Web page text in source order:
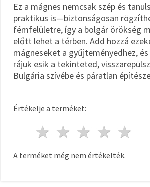
Ez a mágnes nemcsak szép és
praktikus is—biztonságosan
fémfelületre, így a bolgár örökség
előtt lehet a térben. Add hozzá
mágneseket a gyűjteményedhez,
rájuk esik a tekinteted,
Bulgária szívébe és páratlan
Értékelje a terméket:
4
3
2 csillagok
1 csillag
A terméket még nem értékelték.